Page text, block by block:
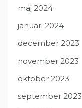
maj 2024
januari 2024
december 2023
november 2023
oktober 2023
september 2023